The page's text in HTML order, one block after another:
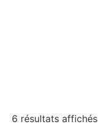
6 résultats affichés